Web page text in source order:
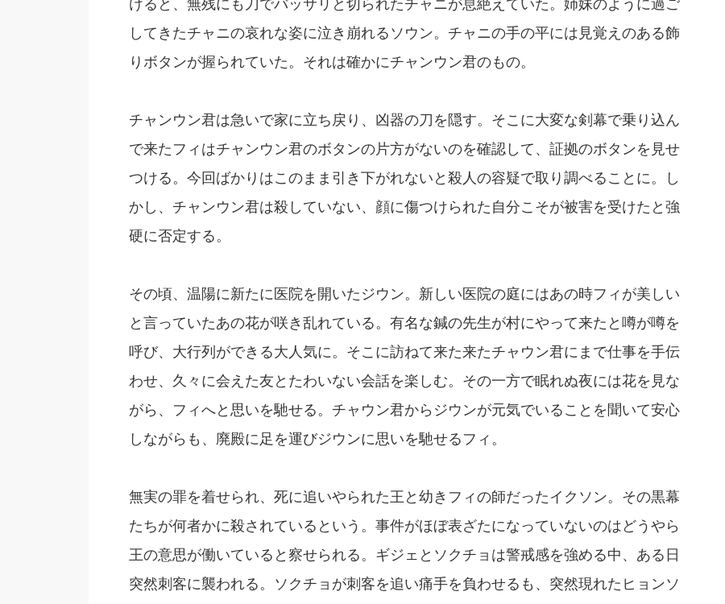
けると、無残にも刀でバッサリと切られたチャニが息絶えていた。姉妹のように過ご
してきたチャニの哀れな姿に泣き崩れるソウン。チャニの手の平には見覚えのある飾
りボタンが握られていた。それは確かにチャンウン君のもの。
チャンウン君は急いで家に立ち戻り、凶器の刀を隠す。そこに大変な剣幕で乗り込ん
で来たフィはチャンウン君のボタンの片方がないのを確認して、証拠のボタンを見せ
つける。今回ばかりはこのまま引き下がれないと殺人の容疑で取り調べることに。し
かし、チャンウン君は殺していない、顔に傷つけられた自分こそが被害を受けたと強
硬に否定する。
その頃、温陽に新たに医院を開いたジウン。新しい医院の庭にはあの時フィが美しい
と言っていたあの花が咲き乱れている。有名な鍼の先生が村にやって来たと噂が噂を
呼び、大行列ができる大人気に。そこに訪ねて来た来たチャウン君にまで仕事を手伝
わせ、久々に会えた友とたわいない会話を楽しむ。その一方で眠れぬ夜には花を見な
がら、フィへと思いを馳せる。チャウン君からジウンが元気でいることを聞いて安心
しながらも、廃殿に足を運びジウンに思いを馳せるフィ。
無実の罪を着せられ、死に追いやられた王と幼きフィの師だったイクソン。その黒幕
たちが何者かに殺されているという。事件がほぼ表ざたになっていないのはどうやら
王の意思が働いていると察せられる。ギジェとソクチョは警戒感を強める中、ある日
突然刺客に襲われる。ソクチョが刺客を追い痛手を負わせるも、突然現れたヒョンソ